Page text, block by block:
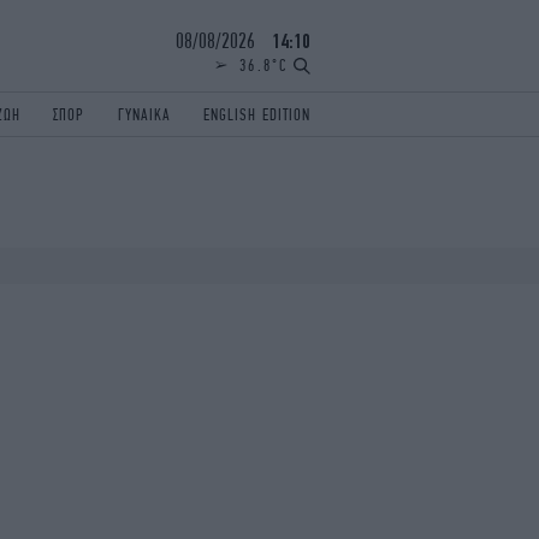
08/08/2026 14:10
36.8°C
ΣΠΟΡ ΓΥΝΑΙΚΑ ENGLISH EDITION